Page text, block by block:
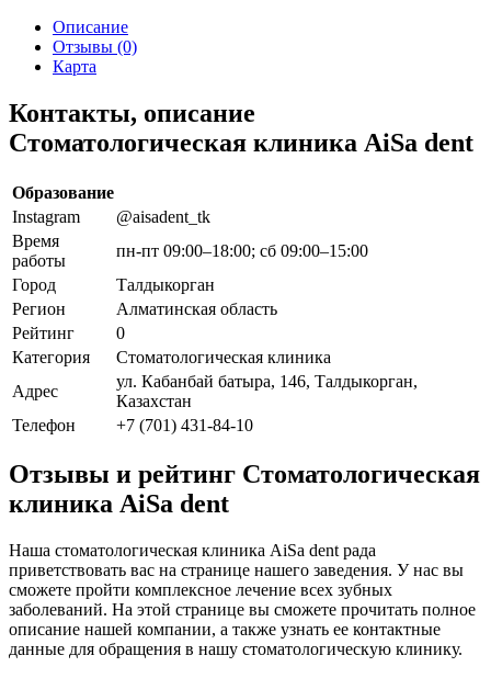
Описание
Отзывы (0)
Карта
Контакты, описание
Стоматологическая клиника AiSa dent
Образование
Instagram
@aisadent_tk
Время
работы
пн-пт 09:00–18:00; сб 09:00–15:00
Город
Талдыкорган
Регион
Алматинская область
Рейтинг
0
Категория
Стоматологическая клиника
Адрес
ул. Кабанбай батыра, 146, Талдыкорган,
Казахстан
Телефон
+7 (701) 431-84-10
Отзывы и рейтинг Стоматологическая
клиника AiSa dent
Наша стоматологическая клиника AiSa dent рада
приветствовать вас на странице нашего заведения. У нас вы
сможете пройти комплексное лечение всех зубных
заболеваний. На этой странице вы сможете прочитать полное
описание нашей компании, а также узнать ее контактные
данные для обращения в нашу стоматологическую клинику.